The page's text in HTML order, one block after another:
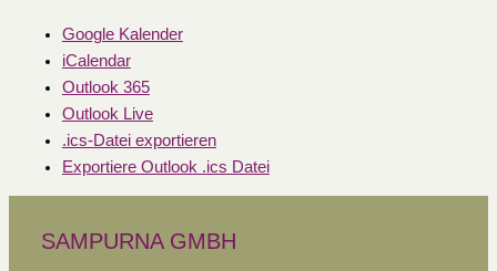
Google Kalender
iCalendar
Outlook 365
Outlook Live
.ics-Datei exportieren
Exportiere Outlook .ics Datei
SAMPURNA GMBH